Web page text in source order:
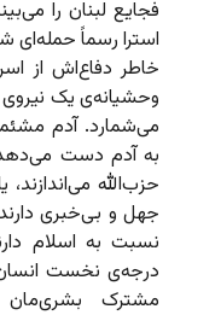
فجایع لبنان را
استرا رسماً حمله‌ای
خاطر دفاع‌اش از
وحشیانه‌ی یک نیروی
می‌شمارد. آدم
به آدم دست
حز‌ب‌الله می‌اندازند،
جهل و بی‌خبری
نسبت به اسلام
درجه‌ی نخست
مشترک بشری‌مان